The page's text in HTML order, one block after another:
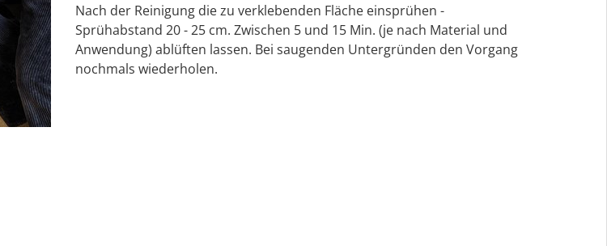
Nach der Reinigung die zu verklebenden Fläche einsprühen -
Sprühabstand 20 - 25 cm. Zwischen 5 und 15 Min. (je nach Material und
Anwendung) ablüften lassen. Bei saugenden Untergründen den Vorgang
nochmals wiederholen.